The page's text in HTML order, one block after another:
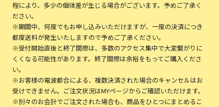
程により、多少の個体差が生じる場合がございます。予めご了承く
ださい。
※期間中、何度でもお申し込みいただけますが、一度の決済につき
都度送料が発生いたしますので予めご了承ください。
※受付開始直後と終了間際は、多数のアクセス集中で大変繋がりに
くくなる可能性があります。終了間際は余裕をもってご購入くださ
い。
※お客様の電波都合による、複数決済された場合のキャンセルはお
受けできません。ご注文状況はMYページからご確認いただけます。
※別々のお会計でご注文された場合も、商品をひとつにまとめるこ